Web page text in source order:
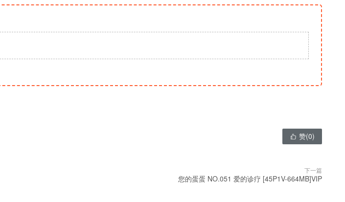
 赞(0)
下一篇
您的蛋蛋 NO.051 爱的诊疗 [45P1V-664MB]VIP